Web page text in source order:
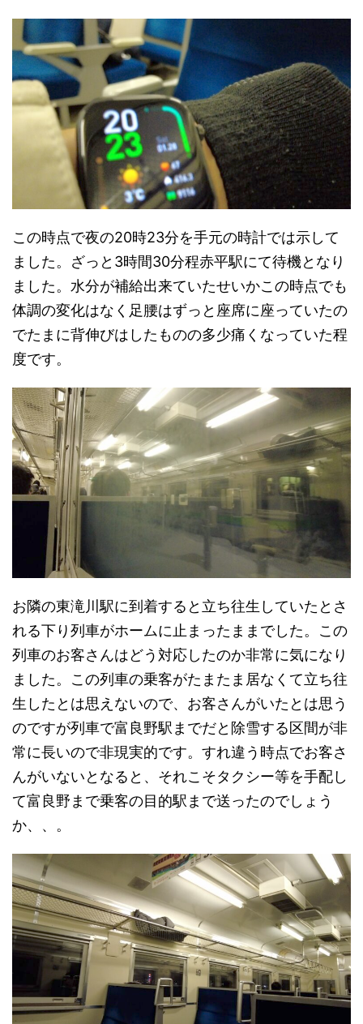
この時点で夜の20時23分を手元の時計では示して
ました。ざっと3時間30分程赤平駅にて待機となり
ました。水分が補給出来ていたせいかこの時点でも
体調の変化はなく足腰はずっと座席に座っていたの
でたまに背伸びはしたものの多少痛くなっていた程
度です。
お隣の東滝川駅に到着すると立ち往生していたとさ
れる下り列車がホームに止まったままでした。この
列車のお客さんはどう対応したのか非常に気になり
ました。この列車の乗客がたまたま居なくて立ち往
生したとは思えないので、お客さんがいたとは思う
のですが列車で富良野駅までだと除雪する区間が非
常に長いので非現実的です。すれ違う時点でお客さ
んがいないとなると、それこそタクシー等を手配し
て富良野まで乗客の目的駅まで送ったのでしょう
か、、。